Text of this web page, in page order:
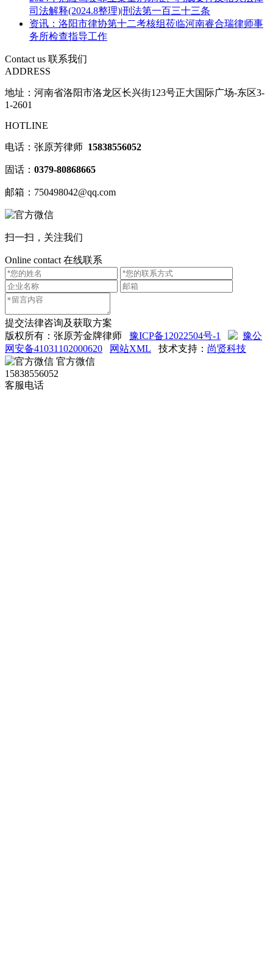
司法解释(2024.8整理)|刑法第一百三十三条
资讯：洛阳市律协第十二考核组莅临河南睿合瑞律师事
务所检查指导工作
Contact us 联系我们
ADDRESS
地址：河南省洛阳市洛龙区长兴街123号正大国际广场-东区3-
1-2601
HOTLINE
电话：张原芳律师 15838556052
固话： 0379-80868665
邮箱：750498042@qq.com
扫一扫，关注我们
Online contact 在线联系
提交法律咨询及获取方案
版权所有：张原芳金牌律师 豫ICP备12022504号-1
豫公
网安备41031102000620
网站XML 技术支持： 尚贤科技
官方微信
15838556052
客服电话